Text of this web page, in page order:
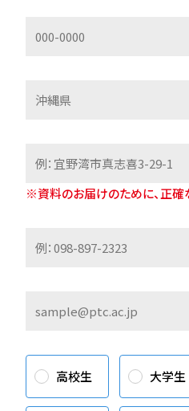
※資料のお届けのために、正確
高校生 大学生